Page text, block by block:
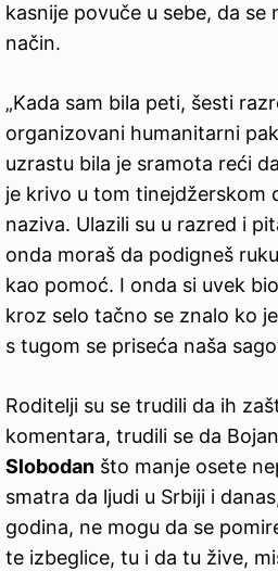
kasnije povuče u sebe, da se
način.
„Kada sam bila peti, šesti
organizovani humanitarni
uzrastu bila je sramota reći
je krivo u tom tinejdžerskom
naziva. Ulazili su u razred i
onda moraš da podigneš
kao pomoć. I onda si uvek
kroz selo tačno se znalo ko
s tugom se priseća naša
Roditelji su se trudili da ih
komentara, trudili se da
Slobodan što manje osete
smatra da ljudi u Srbiji i
godina, ne mogu da se
te izbeglice, tu i da tu žive,